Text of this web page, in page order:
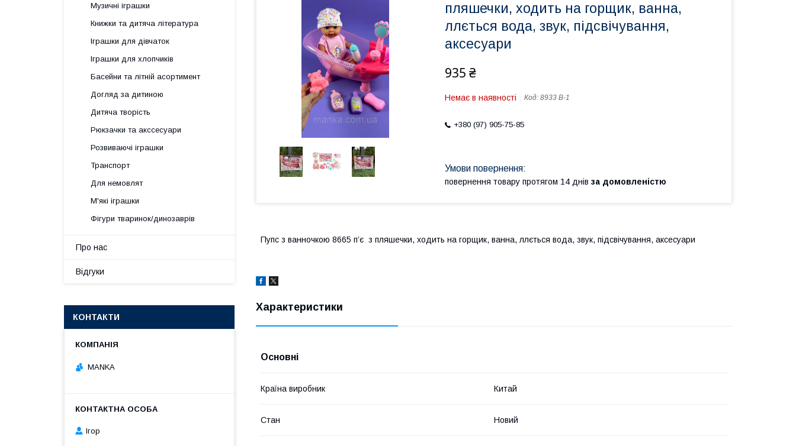
пляшечки, ходить на горщик, ванна,
ллється вода, звук, підсвічування,
аксесуари
935 ₴
Немає в наявності Код: 8933 B-1
+380 (97) 905-75-85
повернення товару протягом 14 днів за домовленістю
Пупс з ванночкою 8665 п’є з пляшечки, ходить на горщик, ванна, ллється вода, звук, підсвічування, аксесуари
Характеристики
Основні
Країна виробник Китай
Стан Новий
Музичні іграшки
Книжки та дитяча література
Іграшки для дівчаток
Іграшки для хлопчиків
Басейни та літній асортимент
Догляд за дитиною
Дитяча творість
Рюкзачки та акссесуари
Розвиваючі іграшки
Транспорт
Для немовлят
М'які іграшки
Фігури тваринок/динозаврів
Про нас
Відгуки
КОНТАКТИ
MANKA
Ігор